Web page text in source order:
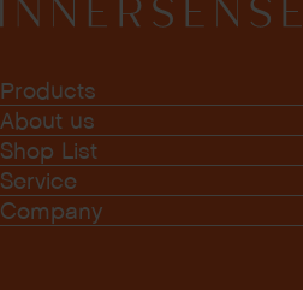
Products
About us
Shop List
Service
Company